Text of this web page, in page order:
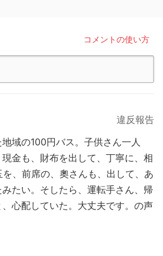
コメントの使い方
違反報告
域の100円バス。子供さん一人
金も、財布を出して、丁寧に、相
、前席の、奧さんも、出して、あ
たい。そしたら、運転手さん、帰
心配していた。大丈夫です。の声